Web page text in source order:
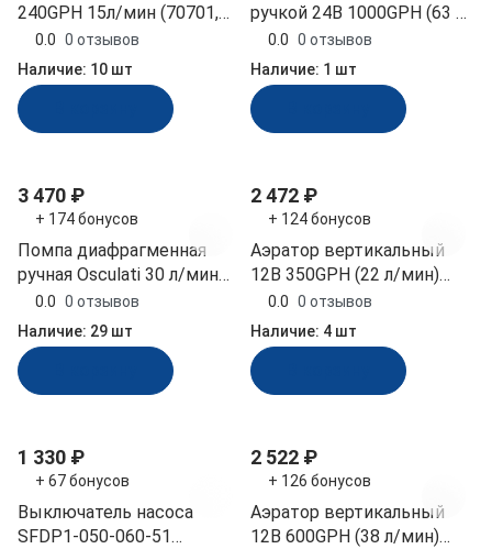
240GPH 15л/мин (70701,
10014898, 15170)
0.0 0 отзывов
Наличие: 10 шт
ручкой 24В 1000GPH (63 л/
мин) TMC (03305_24)
0.0 0 отзывов
Наличие: 1 шт
3 470 ₽
+ 174 бонусов
Помпа диафрагменная
ручная Osculati 30 л/мин
пластик. рукоятка
(10014608, 15.262.20)
0.0 0 отзывов
Наличие: 29 шт
2 472 ₽
+ 124 бонусов
Аэратор вертикальный
12В 350GPH (22 л/мин)
SeaFlo (SFBP1-G350-04)
0.0 0 отзывов
Наличие: 4 шт
1 330 ₽
+ 67 бонусов
Выключатель насоса
SFDP1-050-060-51
2 522 ₽
+ 126 бонусов
Аэратор вертикальный
12В 600GPH (38 л/мин)